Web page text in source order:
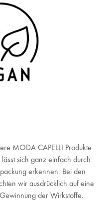
MODA CAPELLI Produkte
sich ganz einfach durch
erkennen. Bei den
wir ausdrücklich auf eine
der Wirkstoffe.